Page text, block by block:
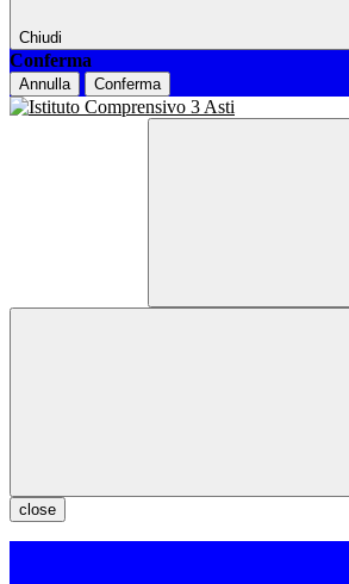
Chiudi
Conferma
Annulla Conferma
close